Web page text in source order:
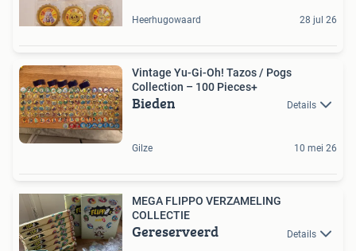
Heerhugowaard 28 jul 26
Vintage Yu-Gi-Oh! Tazos / Pogs
Collection – 100 Pieces+
Bieden Details
Gilze 10 mei 26
MEGA FLIPPO VERZAMELING
COLLECTIE
Gereserveerd Details